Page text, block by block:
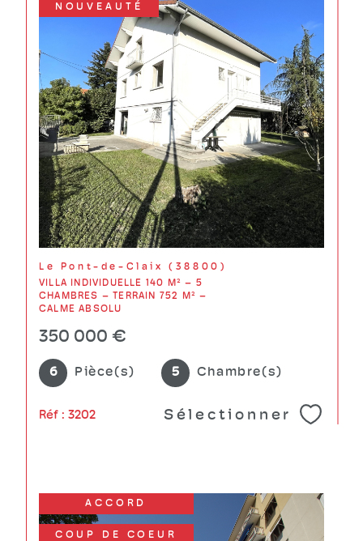
NOUVEAUTÉ
Le Pont-de-Claix (38800)
VILLA INDIVIDUELLE 140 M² – 5
CHAMBRES – TERRAIN 752 M² –
CALME ABSOLU
350 000 €
6 Pièce(s) 5 Chambre(s)
Réf : 3202 Sélectionner
ACCORD
COUP DE COEUR